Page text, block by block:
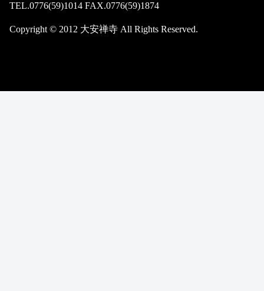
TEL.0776(59)1014 FAX.0776(59)1874
Copyright © 2012 大安禅寺 All Rights Reserved.